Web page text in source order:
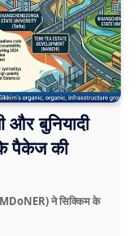
बुनियादी
पैकेज की
(MDoNER) ने सिक्किम के